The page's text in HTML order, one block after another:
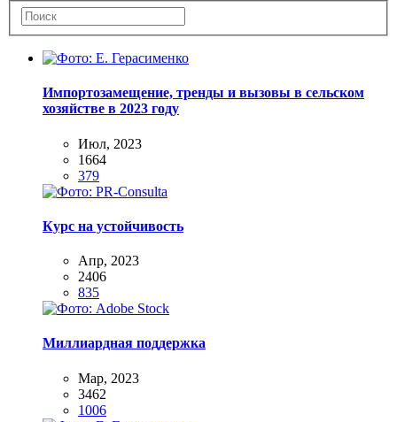
Импортозамещение, тренды и вызовы в сельском
хозяйстве в 2023 году
Июл, 2023
1664
379
Курс на устойчивость
Апр, 2023
2406
835
Миллиардная поддержка
Мар, 2023
3462
1006